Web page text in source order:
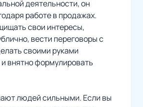
деятельности, он
работе в продажах.
свои интересы,
вести переговоры с
своими руками
внятно формулировать
людей сильными. Если вы